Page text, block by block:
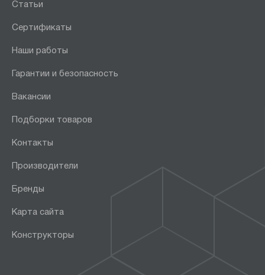
Статьи
Сертификаты
Наши работы
Гарантии и безопасность
Вакансии
Подборки товаров
Контакты
Производители
Бренды
Карта сайта
Конструкторы